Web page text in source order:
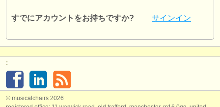
すでにアカウントをお持ちですか? サインイン
:
© musicalchairs 2026